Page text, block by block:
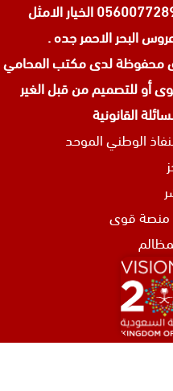
الاستشارة القانونية على رقم 0560077289 الخيار الامثل
البحر الاحمر جده .
مكتب المحامي
أو للتصميم من قبل الغير
القانونية
الوطني الموحد
منصة قوى